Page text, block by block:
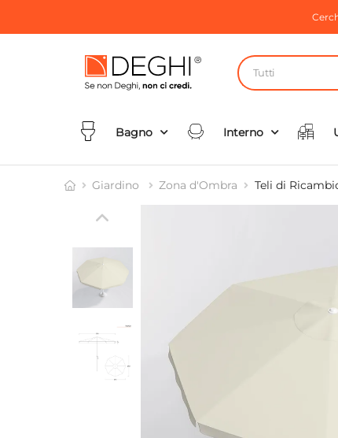
Tutti
Bagno Interno
Giardino Zona d'Ombra Teli di